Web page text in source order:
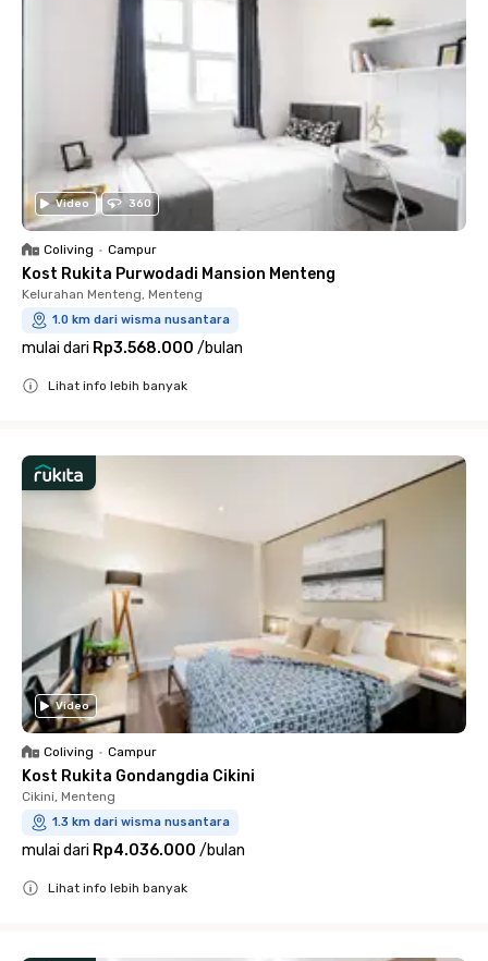
Video 360
Coliving • Campur
Kost Rukita Purwodadi Mansion Menteng
Kelurahan Menteng, Menteng
1.0 km dari wisma nusantara
mulai dari Rp3.568.000 /bulan
Lihat info lebih banyak
Video
Coliving • Campur
Kost Rukita Gondangdia Cikini
Cikini, Menteng
1.3 km dari wisma nusantara
mulai dari Rp4.036.000 /bulan
Lihat info lebih banyak